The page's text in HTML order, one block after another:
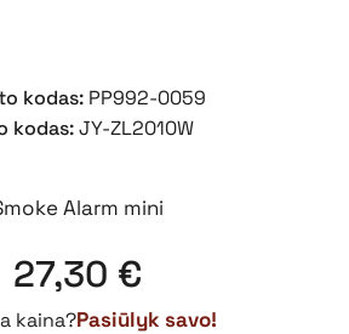
kodas: PP992-0059
kodas:JY-ZL2010W
Alarm mini
27,30 €
kaina?Pasiūlyk savo!